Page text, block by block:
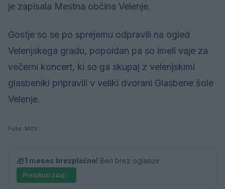
je zapisala Mestna občina Velenje.
Gostje so se po sprejemu odpravili na ogled
Velenjskega gradu, popoldan pa so imeli vaje za
večerni koncert, ki so ga skupaj z velenjskimi
glasbeniki pripravili v veliki dvorani Glasbene šole
Velenje.
Foto: MOV
🎁1 mesec brezplačno! Beri brez oglasov
Preizkusi zdaj